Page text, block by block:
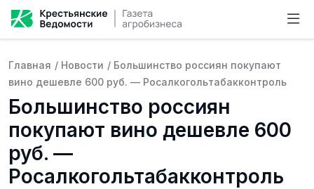
Главная / Новости / Большинство россиян покупают
вино дешевле 600 руб. — Росалкогольтабакконтроль
Большинство россиян
покупают вино дешевле 600
руб. —
Росалкогольтабакконтроль